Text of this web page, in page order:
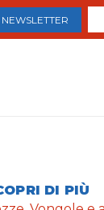
DI PIÙ